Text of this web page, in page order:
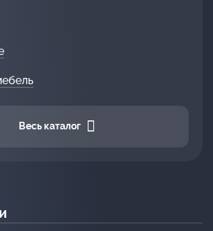
Весь каталог